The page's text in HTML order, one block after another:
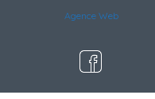
Agence Web